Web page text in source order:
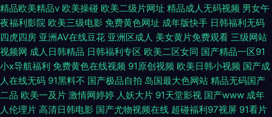
精品欧美精品v 欧美操碰 欧美二级片网址 精品成人无码视频 男女午
夜福利影院 欧美三级电影 免费黄色网址 成年版快手 日韩福利无码
四虎四房 亚洲AV在线豆花 亚洲区成人 美女黄片免费观看 三级网站
视频网 成人日韩精品 日韩福利专区 欧美二区女同 国产精品一区91
小x导航福利 免费黄色在线视频 91原创视频 欧美日韩小视频 国产成
人在线无码 91黑料不 国产极品自拍 岛国最大色网站 精品无码国产
二品 欧美一及片 激情网婷婷 人妖大片 91天堂影视 国产www 成年
人伦理片 高清日韩电影 国产尤物视频在线 超碰福利97视屏 91看片